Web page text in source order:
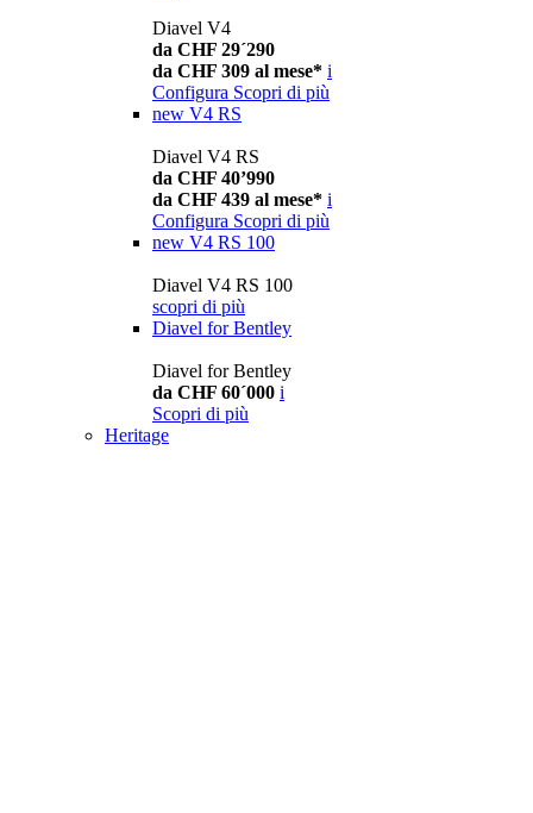
Diavel V4
da CHF 29´290
da CHF 309 al mese* i
Configura Scopri di più
new V4 RS
Diavel V4 RS
da CHF 40’990
da CHF 439 al mese* i
Configura Scopri di più
new V4 RS 100
Diavel V4 RS 100
scopri di più
Diavel for Bentley
Diavel for Bentley
da CHF 60´000 i
Scopri di più
Heritage